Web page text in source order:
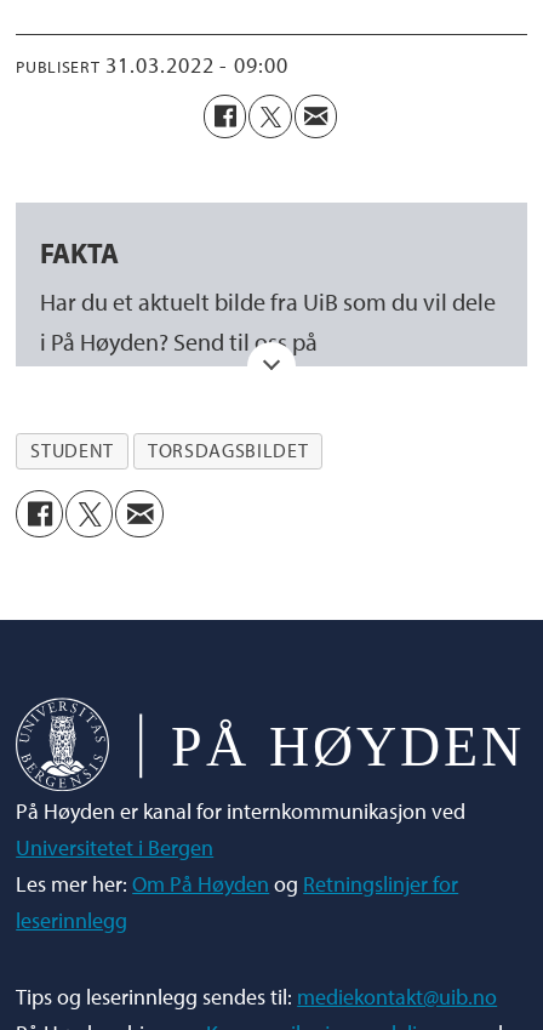
PUBLISERT 31.03.2022 - 09:00
FAKTA
Har du et aktuelt bilde fra UiB som du vil dele
i På Høyden? Send til oss på
Hvis hovedmotivet ditt er enkeltpersoner, må
du sørge for at den/de som er avbildet
godkjenner publisering. Det skjer via
vinner gavekort i Sammen-kantinene.
STUDENT TORSDAGSBILDET
På Høyden er kanal for internkommunikasjon ved
Universitetet i Bergen
Les mer her:Om På Høyden og Retningslinjer for
leserinnlegg
Tips og leserinnlegg sendes til: mediekontakt@uib.no